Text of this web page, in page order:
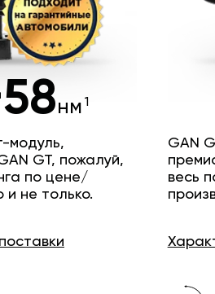
GAN
весь
нм
модуль,
GT, пожалуй,
по цене/
и не только.
поставки